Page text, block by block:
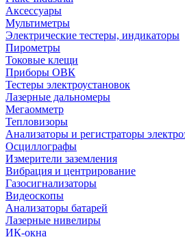
Аксессуары
Мультиметры
Электрические тестеры, индикаторы
Пирометры
Токовые клещи
Приборы ОВК
Тестеры электроустановок
Лазерные дальномеры
Мегаомметр
Тепловизоры
Анализаторы и регистраторы
Осциллографы
Измерители заземления
Вибрация и центрирование
Газосигнализаторы
Видеоскопы
Анализаторы батарей
Лазерные нивелиры
ИК-окна